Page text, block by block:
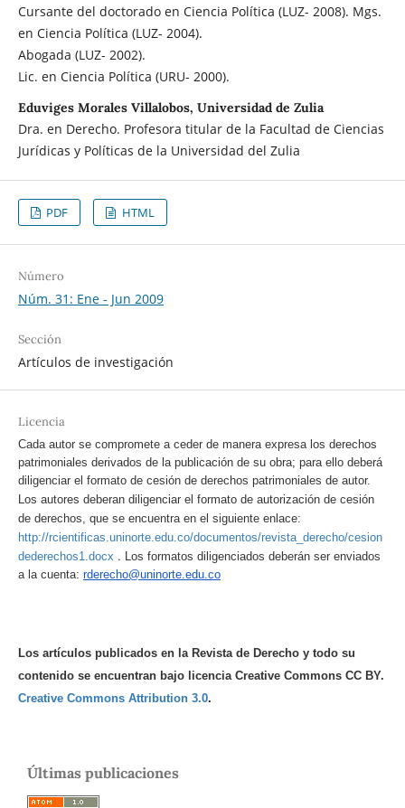
Cursante del doctorado en Ciencia Política (LUZ- 2008). Mgs.
en Ciencia Política (LUZ- 2004).
Abogada (LUZ- 2002).
Lic. en Ciencia Política (URU- 2000).
Eduviges Morales Villalobos, Universidad de Zulia
Dra. en Derecho. Profesora titular de la Facultad de Ciencias
Jurídicas y Políticas de la Universidad del Zulia
PDF HTML
Número
Núm. 31: Ene - Jun 2009
Sección
Artículos de investigación
Licencia
Cada autor se compromete a ceder de manera expresa los derechos
patrimoniales derivados de la publicación de su obra; para ello deberá
diligenciar el formato de cesión de derechos patrimoniales de autor.
Los autores deberan diligenciar el formato de autorización de cesión
de derechos, que se encuentra en el siguiente enlace:
http://rcientificas.uninorte.edu.co/documentos/revista_derecho/cesion
dederechos1.docx . Los formatos diligenciados deberán ser enviados
a la cuenta: rderecho@uninorte.edu.co
Los artículos publicados en la Revista de Derecho y todo su
contenido se encuentran bajo licencia Creative Commons CC BY.
Creative Commons Attribution 3.0.
Últimas publicaciones